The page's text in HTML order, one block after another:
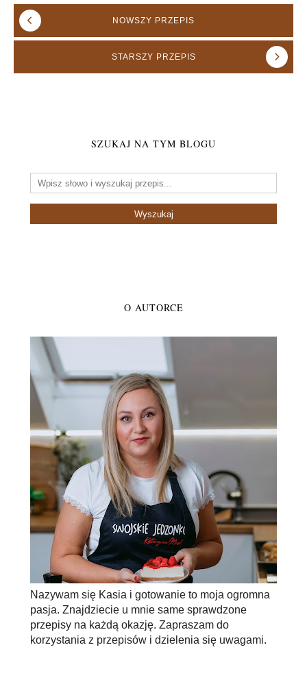
NOWSZY PRZEPIS
STARSZY PRZEPIS
SZUKAJ NA TYM BLOGU
O AUTORCE
Nazywam się Kasia i gotowanie to moja ogromna
pasja. Znajdziecie u mnie same sprawdzone
przepisy na każdą okazję. Zapraszam do
korzystania z przepisów i dzielenia się uwagami.